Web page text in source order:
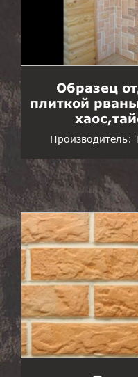
Образец
плиткой
Производитель: